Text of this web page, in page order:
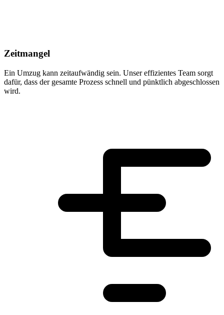
Zeitmangel
Ein Umzug kann zeitaufwändig sein. Unser effizientes Team sorgt
dafür, dass der gesamte Prozess schnell und pünktlich abgeschlossen
wird.